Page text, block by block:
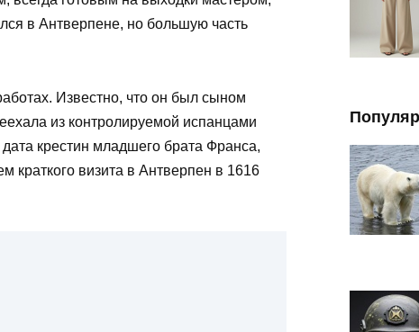
в Антверпене, но большую часть
Известно, что он был сыном
из контролируемой испанцами
крестин младшего брата Франса,
краткого визита в Антверпен в 1616